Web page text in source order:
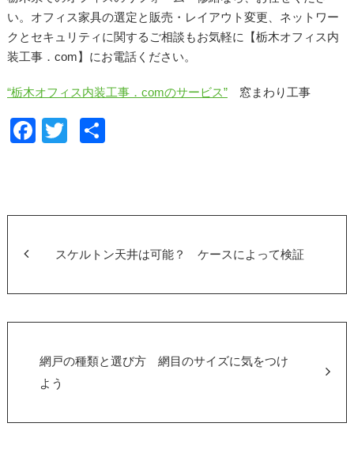
い。オフィス家具の選定と販売・レイアウト変更、ネットワー
クとセキュリティに関するご相談もお気軽に【栃木オフィス内
装工事．com】にお電話ください。
“栃木オフィス内装工事．comのサービス”窓まわり工事
F
スケルトン天井は可能？ ケースによって検証
網戸の種類と選び方 網目のサイズに気をつけ
よう